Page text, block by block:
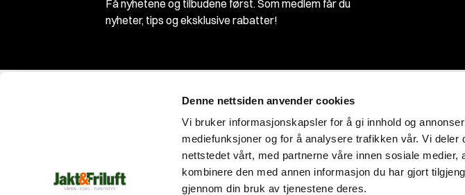
Denne nettsiden anvender cookies
Vi bruker informasjonskapsler for å gi innhold og
mediefunksjoner og for å analysere trafikken vår. Vi
nettstedet vårt, med partnerne våre innen sosiale medier,
kombinere den med annen informasjon du har gjort
gjennom din bruk av tjenestene deres.
Få nyhetene og tilbudene først. Som medlem får du
nyheter, tips og eksklusive rabatter!
Vi er Norges største jakt og våpenbutikk med
et enormt utvalg innen jakt, fiske og